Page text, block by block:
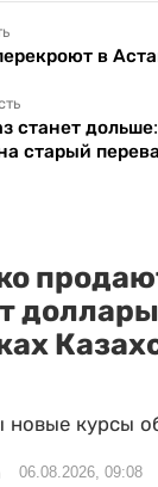
в
станет
старый
новые курсы
06.08.2026, 09:08